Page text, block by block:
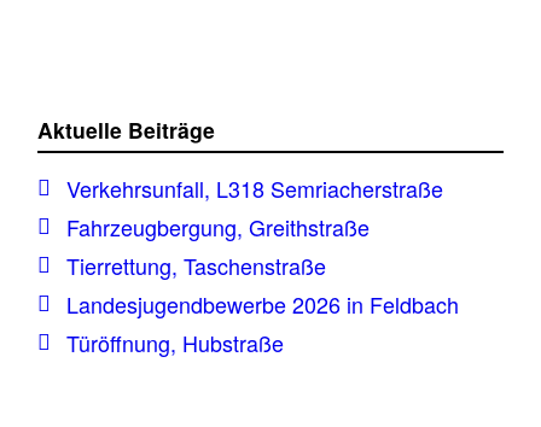
Aktuelle Beiträge
Verkehrsunfall, L318 Semriacherstraße
Fahrzeugbergung, Greithstraße
Tierrettung, Taschenstraße
Landesjugendbewerbe 2026 in Feldbach
Türöffnung, Hubstraße